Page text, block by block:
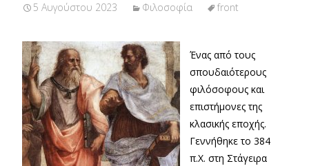
5 Αυγούστου 2023 Φιλοσοφία front
Ένας από τους
σπουδαιότερους
φιλόσοφους και
επιστήμονες της
κλασικής εποχής.
Γεννήθηκε το 384
π.X. στη Στάγειρα